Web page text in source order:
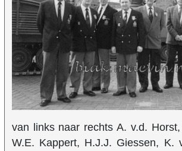
van links naar rechts A. v.d.
W.E. Kappert, H.J.J. Giessen, K.